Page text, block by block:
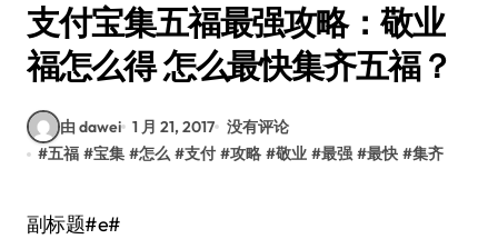
支付宝集五福最强攻略：敬业
福怎么得 怎么最快集齐五福？
由 dawei 1 月 21, 2017 没有评论
#五福 #宝集 #怎么 #支付 #攻略 #敬业 #最强 #最快 #集齐
副标题#e#